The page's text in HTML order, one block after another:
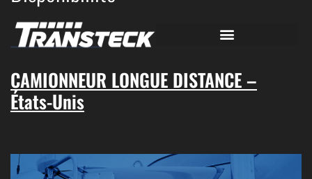
CAMIONNEUR LONGUE DISTANCE –
États-Unis